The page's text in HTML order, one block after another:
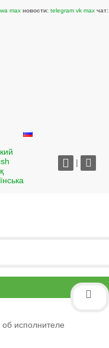
wa max новости: telegram vk max чат:
|
исполнителе